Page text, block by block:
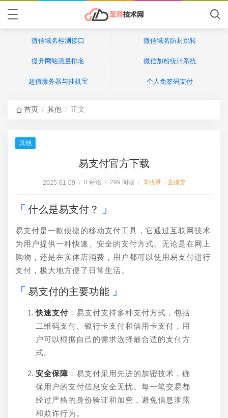
微信域名检测接口 微信域名防封跳转
提升网站流量排名 微信加粉统计系统
超值服务器与挂机宝 个人免签码支付
首页 / 其他 / 正文
其他
易支付官方下载
2025-01-09 / 0 评论 / 299 阅读 / 未收录，去提交
什么是易支付？
易支付是一款便捷的移动支付工具，它通过互联网技术
为用户提供一种快速、安全的支付方式。无论是在网上
购物，还是在实体店消费，用户都可以使用易支付进行
支付，极大地方便了日常生活。
易支付的主要功能
快速支付 ：易支付支持多种支付方式，包括
二维码支付、银行卡支付和信用卡支付，用
户可以根据自己的需求选择最合适的支付方
式。
安全保障 ：易支付采用先进的加密技术，确
保用户的支付信息安全无忧。每一笔交易都
经过严格的身份验证和加密，避免信息泄露
和欺诈行为。